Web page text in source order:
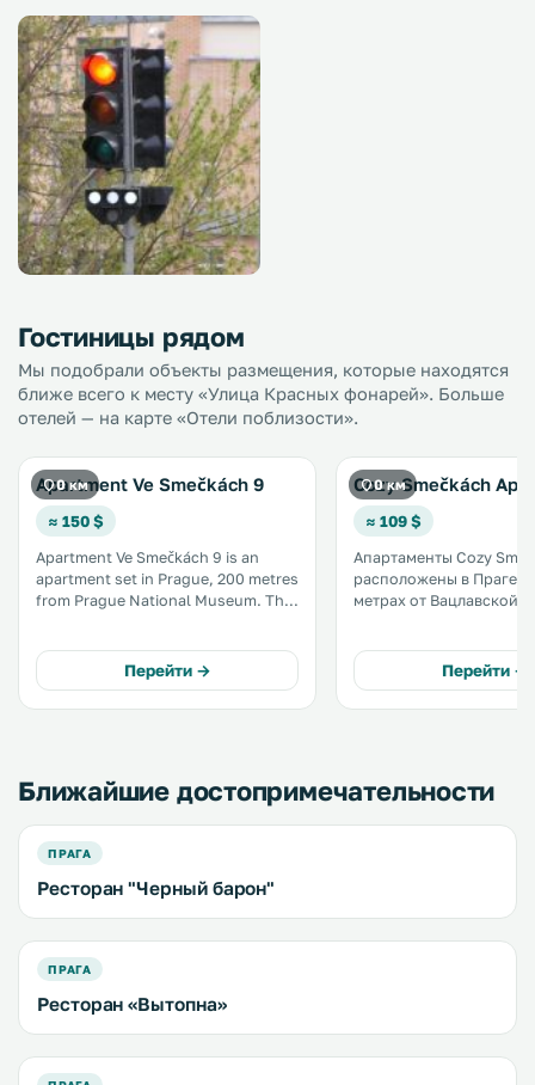
Гостиницы рядом
Мы подобрали объекты размещения, которые находятся
ближе всего к месту «Улица Красных фонарей». Больше
отелей — на карте «Отели поблизости».
0 км
Apartment Ve Smečkách 9
≈ 150 $
Apartment Ve Smečkách 9 is an
apartment set in Prague, 200 metres
from Prague National Museum. The
Перейти →
0 км
Cozy Smečkách
≈ 109 $
Апартаменты Cozy
расположены в Праге,
метрах от Вацлавской
частная парковка и
Wi-Fi на всей
Перейти →
Ближайшие достопримечательности
ПРАГА
Ресторан "Черный барон"
ПРАГА
Ресторан «Вытопна»